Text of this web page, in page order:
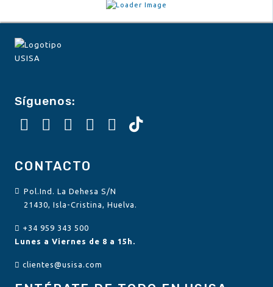
Síguenos:
CONTACTO
Pol.Ind. La Dehesa S/N
21430, Isla-Cristina, Huelva.
+34 959 343 500
Lunes a Viernes de 8 a 15h.
clientes@usisa.com